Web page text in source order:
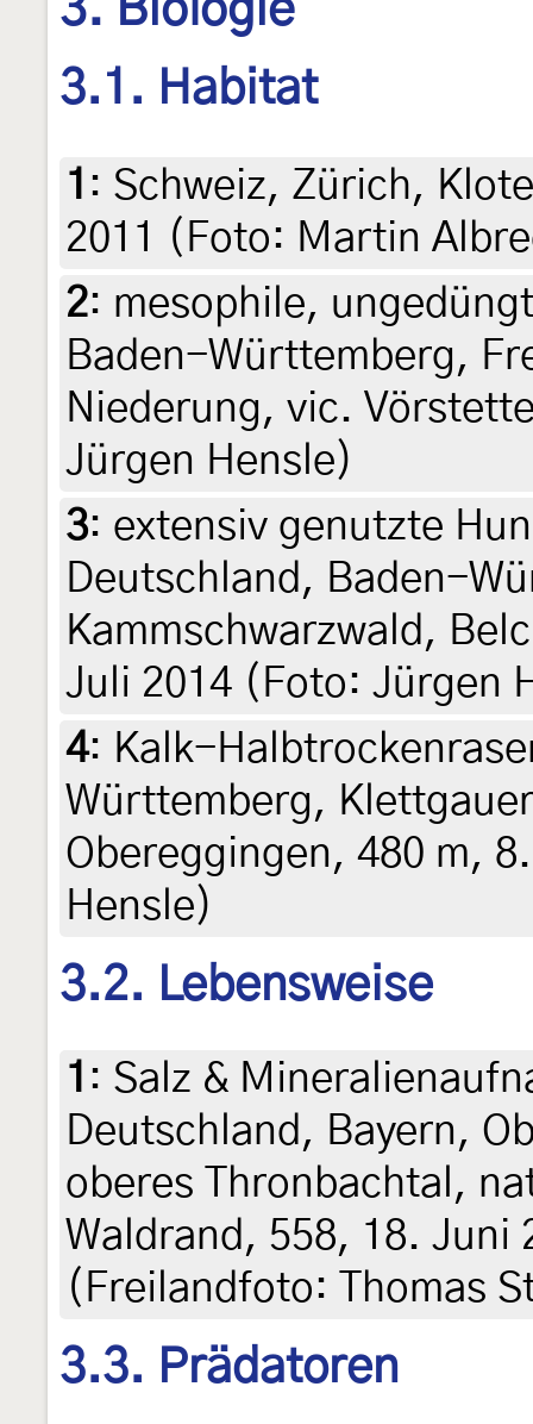
3. Biologie
3.1. Habitat
1 : Schweiz, Zürich,
2011 (Foto: Martin
2: mesophile,
Baden-Württemberg,
Niederung, vic.
Jürgen Hensle)
3: extensiv genutzte
Deutschland, Baden-
Kammschwarzwald,
Juli 2014 (Foto: Jürgen
4: Kalk-
Württemberg,
Obereggingen, 480 m,
Hensle)
3.2. Lebensweise
1 : Salz &
Deutschland, Bayern,
oberes Thronbachtal,
Waldrand, 558, 18. Juni
(Freilandfoto: Thomas
3.3. Prädatoren